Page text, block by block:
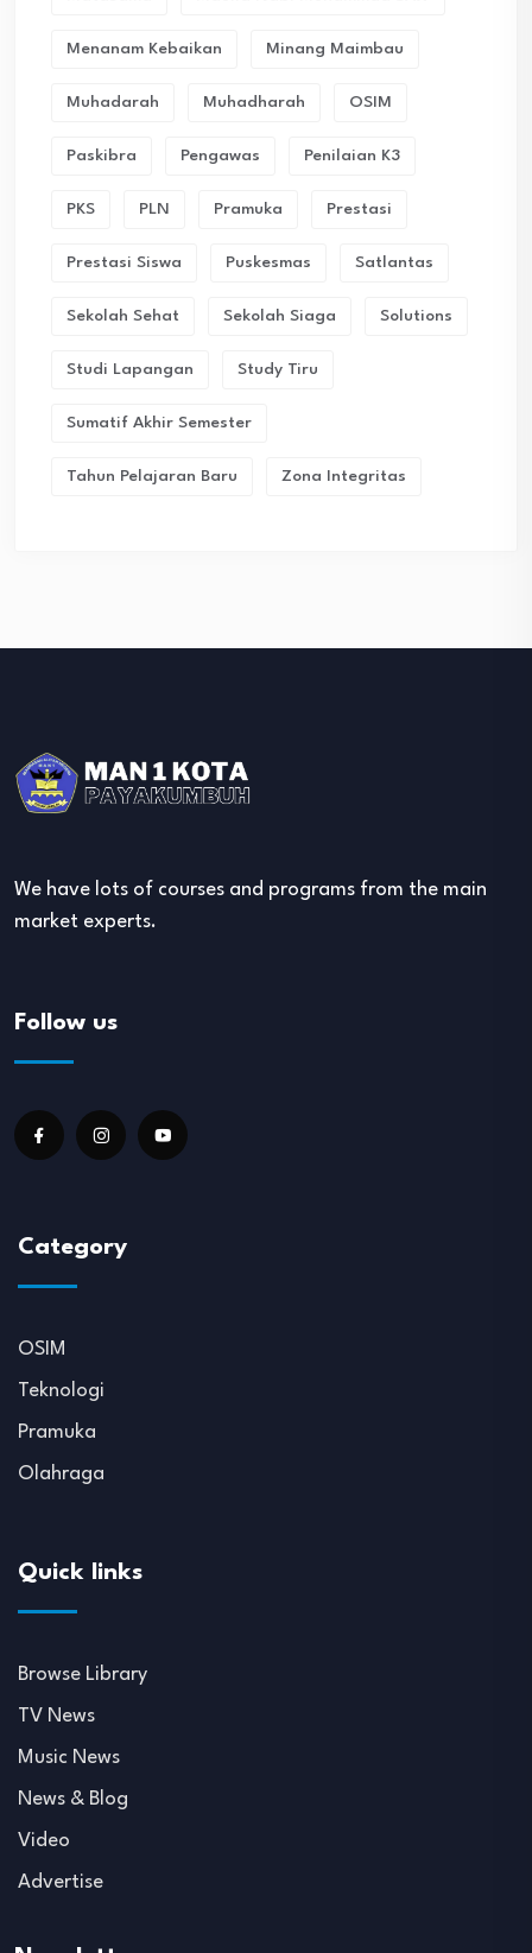
Menanam Kebaikan Minang Maimbau
Muhadarah Muhadharah OSIM
Paskibra Pengawas Penilaian K3
PKS PLN Pramuka Prestasi
Prestasi Siswa Puskesmas Satlantas
Sekolah Sehat Sekolah Siaga Solutions
Studi Lapangan Study Tiru
Sumatif Akhir Semester
Tahun Pelajaran Baru Zona Integritas
We have lots of courses and programs from the main
market experts.
Follow us
Category
OSIM
Teknologi
Pramuka
Olahraga
Quick links
Browse Library
TV News
Music News
News & Blog
Video
Advertise